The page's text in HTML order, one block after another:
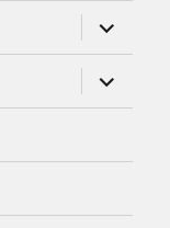
підменю
підменю